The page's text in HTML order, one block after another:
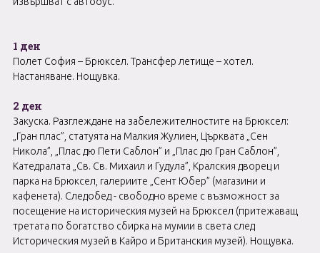
1 ден
Полет София – Брюксел. Трансфер летище – хотел.
Настаняване. Нощувка.
2 ден
Закуска. Разглеждане на забележителностите на Брюксел:
„Гран плас”, статуята на Малкия Жулиен, Църквата „Сен
Никола”, „Плас дю Пети Саблон” и „Плас дю Гран Саблон”,
Катедралата „Св. Св. Михаил и Гудула”, Кралския дворец и
парка на Брюксел, галериите „Сент Юбер” (магазини и
кафенета). Следобед - свободно време с възможност за
посещение на историческия музей на Брюксел (притежаващ
третата по богатство сбирка на мумии в света след
Историческия музей в Кайро и Британския музей). Нощувка.